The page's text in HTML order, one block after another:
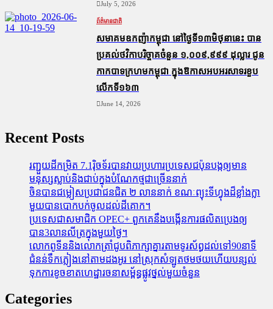
July 5, 2026
ព័ត៌មានជាតិ
សមាគមឧកញ៉ាកម្ពុជា នៅថ្ងៃទី១៣មិថុនានេះ បាន
ប្រគល់ថវិកាបរិច្ចាគចំនួន ១,០០៩,៩៩៩ ដុល្លារ ជូន
កាកបាទក្រហមកម្ពុជា ក្នុងឱកាសអបអរសាទរខួប
លើកទី១៦៣
June 14, 2026
Recent Posts
រញ្ជួយដីកម្រិត​ 7.1រ៉ិចទ័របានវាយប្រហារប្រទេសជប៉ុនបង្កឲ្យមាន
មនុស្សស្លាប់​និង​ជាប់ក្នុងបំណែកថ្មជាច្រើននាក់
ចិនបានជម្លៀសប្រជាជនជិត ២ លាននាក់ ខណៈព្យុះទីហ្វុងដ៏ខ្លាំងក្លា
មួយបានបោកបក់ចូលដល់ដីគោក។
ប្រទេសជាសមាជិក OPEC+​ ពួកគេនឹងបង្កើនការផលិតប្រេងឲ្យ
បាន3លានលីត្រក្នុងមួយថ្ងៃ។
លោកពូទីននិងលោកត្រាំជូបពិភាក្សាគ្នារតាមទូរស័ព្ធដល់ទៅ90នាទី
ជំនន់​ទឹកភ្លៀង​នៅ​តាម​ដងអូរ​ នៅ​ស្រុក​សំឡូត​ថមថយ​ហើយ​បន្សល់​
ទុក​ការ​ខូចខាត​ហេដ្ឋារចនាសម្ព័ន្ធ​ផ្លូវថ្នល់​មួយ​ចំនួន
Categories